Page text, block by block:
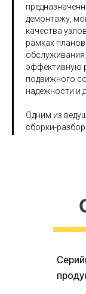
демонтажу,
качества
рамках
эффективную
подвижного
надежности и
Одним из
сборки-